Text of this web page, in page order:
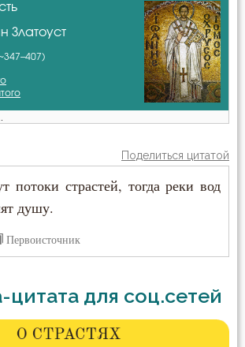
Златоуст
Поделиться цитатой
потоки страстей, тогда реки вод
душу.
Первоисточник
цитата для соц.сетей